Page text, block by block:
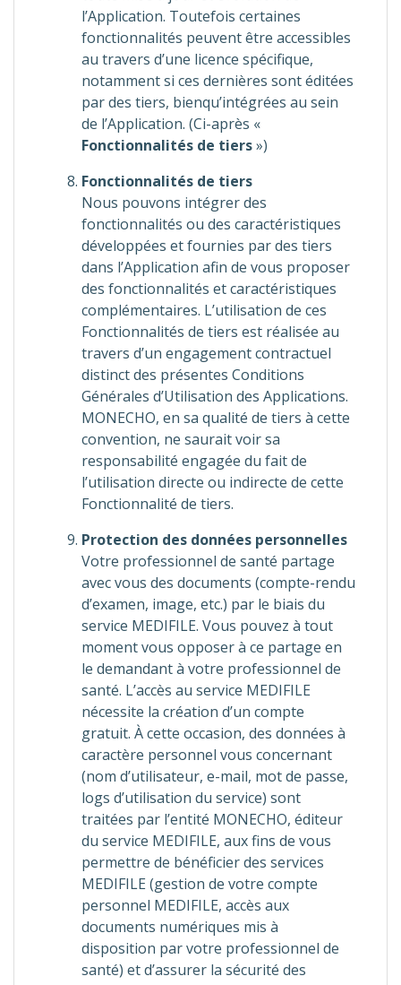
l’Application. Toutefois certaines
fonctionnalités peuvent être accessibles
au travers d’une licence spécifique,
notamment si ces dernières sont éditées
par des tiers, bienqu’intégrées au sein
de l’Application. (Ci-après «
Fonctionnalités de tiers»)
Fonctionnalités de tiers
Nous pouvons intégrer des
fonctionnalités ou des caractéristiques
développées et fournies par des tiers
dans l’Application afin de vous proposer
des fonctionnalités et caractéristiques
complémentaires. L’utilisation de ces
Fonctionnalités de tiers est réalisée au
travers d’un engagement contractuel
distinct des présentes Conditions
Générales d’Utilisation des Applications.
MONECHO, en sa qualité de tiers à cette
convention, ne saurait voir sa
responsabilité engagée du fait de
l’utilisation directe ou indirecte de cette
Fonctionnalité de tiers.
Protection des données personnelles
Votre professionnel de santé partage
avec vous des documents (compte-rendu
d’examen, image, etc.) par le biais du
service MEDIFILE. Vous pouvez à tout
moment vous opposer à ce partage en
le demandant à votre professionnel de
santé. L’accès au service MEDIFILE
nécessite la création d’un compte
gratuit. À cette occasion, des données à
caractère personnel vous concernant
(nom d’utilisateur, e-mail, mot de passe,
logs d’utilisation du service) sont
traitées par l’entité MONECHO, éditeur
du service MEDIFILE, aux fins de vous
permettre de bénéficier des services
MEDIFILE (gestion de votre compte
personnel MEDIFILE, accès aux
documents numériques mis à
disposition par votre professionnel de
santé) et d’assurer la sécurité des